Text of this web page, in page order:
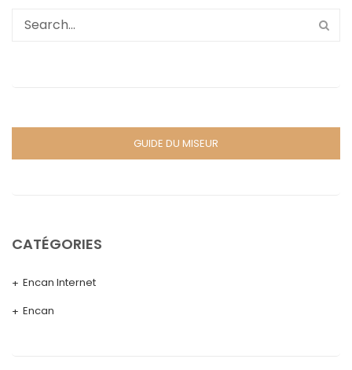
GUIDE DU MISEUR
CATÉGORIES
Encan Internet
Encan